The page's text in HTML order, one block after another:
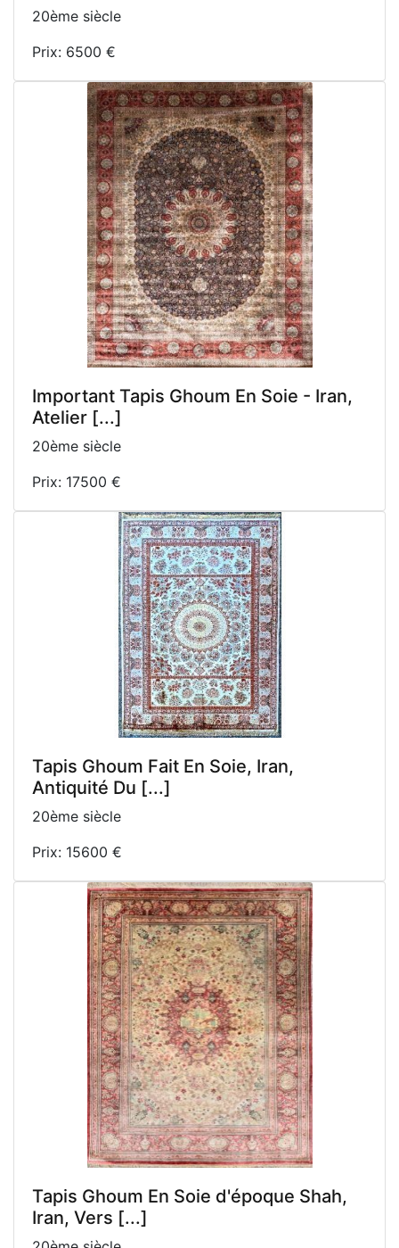
20ème siècle
Prix: 6500 €
Important Tapis Ghoum En Soie - Iran,
Atelier [...]
20ème siècle
Prix: 17500 €
Tapis Ghoum Fait En Soie, Iran,
Antiquité Du [...]
20ème siècle
Prix: 15600 €
Tapis Ghoum En Soie d'époque Shah,
Iran, Vers [...]